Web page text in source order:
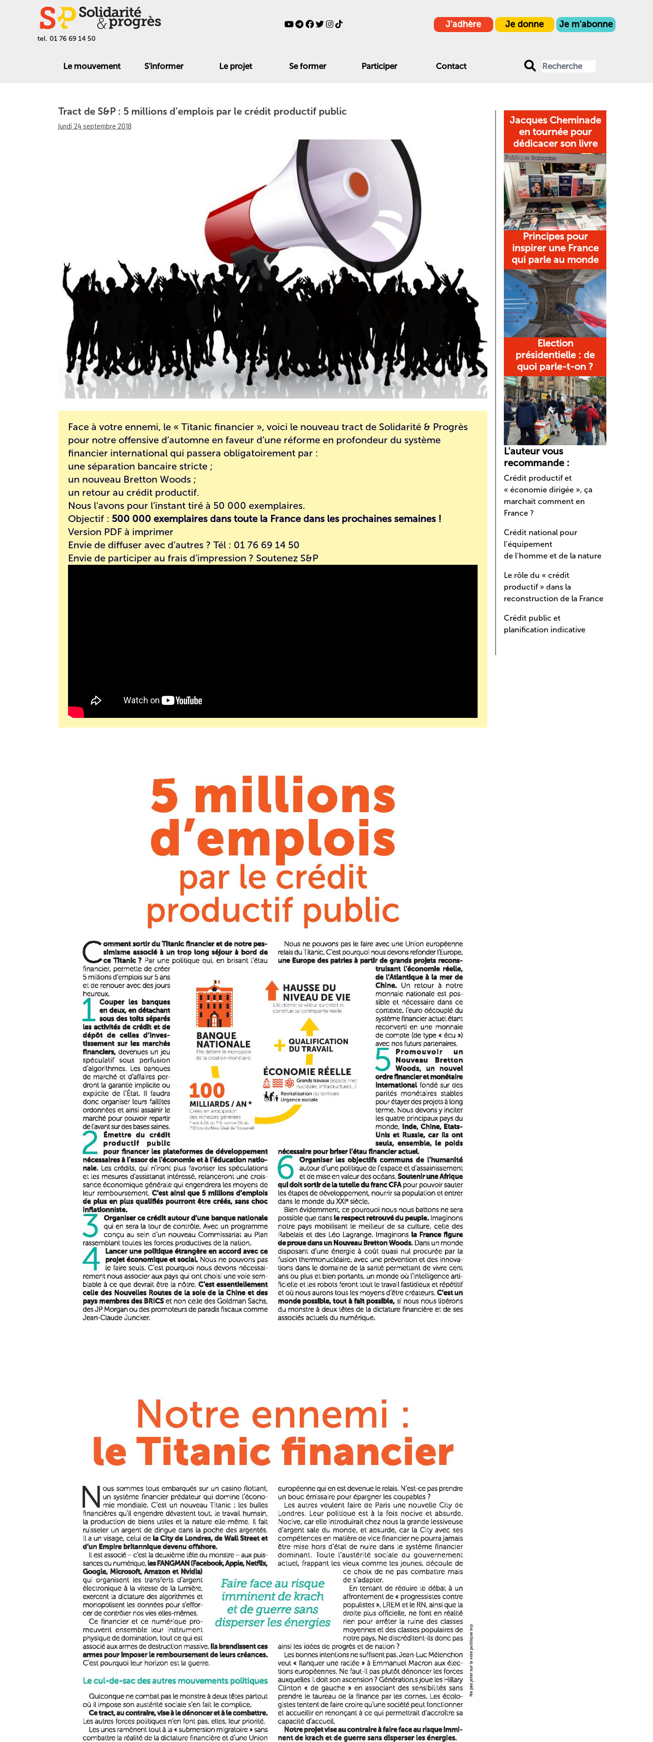
tel. 01 76 69 14 50
J'adhère Je donne Je m'abonne
Le mouvement S'informer Le projet Se former Participer Contact
Tract de S&P : 5 millions d’emplois par le crédit productif public
lundi 24 septembre 2018
Face à votre ennemi, le « Titanic financier », voici le nouveau tract de Solidarité & Progrès
pour notre offensive d’automne en faveur d’une réforme en profondeur du système
financier international qui passera obligatoirement par :
une séparation bancaire stricte ;
un nouveau Bretton Woods ;
un retour au crédit productif.
Nous l’avons pour l’instant tiré à 50 000 exemplaires.
Objectif : 500 000 exemplaires dans toute la France dans les prochaines semaines !
Version PDF à imprimer
Envie de diffuser avec d’autres ? Tél : 01 76 69 14 50
Envie de participer au frais d’impression ? Soutenez S&P
Jacques Cheminade
en tournée pour
dédicacer son livre
Principes pour
inspirer une France
qui parle au monde
Election
présidentielle : de
quoi parle-t-on ?
L'auteur vous
recommande :
Crédit productif et
« économie dirigée », ça
marchait comment en
France ?
Crédit national pour
l’équipement
de l’homme et de la nature
Le rôle du « crédit
productif » dans la
reconstruction de la France
Crédit public et
planification indicative